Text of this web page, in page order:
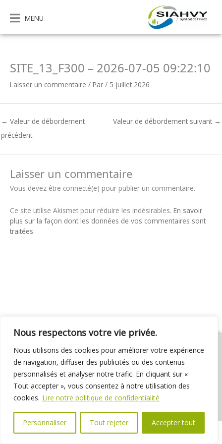
Nous respectons votre vie privée.
Nous utilisons des cookies pour améliorer votre expérience
de navigation, diffuser des publicités ou des contenus
personnalisés et analyser notre trafic. En cliquant sur «
Tout accepter », vous consentez à notre utilisation des
cookies. Lire notre politique de confidentialité
Personnaliser Tout rejeter Accepter tout
contenu
MENU
SITE_13_F300 – 2026-07-05 09:22:10
Laisser un commentaire / Par / 5 juillet 2026
← Valeur de débordement
précédent
Valeur de débordement suivant →
Laisser un commentaire
Vous devez être connecté(e) pour publier un commentaire.
Ce site utilise Akismet pour réduire les indésirables. En savoir
plus sur la façon dont les données de vos commentaires sont
traitées.
01 69 31 72 10 01 69 31 37 31
Nous contacter
Espace élus
Marchés publics Délibérations